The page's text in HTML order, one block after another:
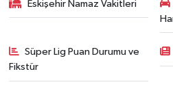
Eskişehir Namaz Vakitleri
Süper Lig Puan Durumu ve
Fikstür